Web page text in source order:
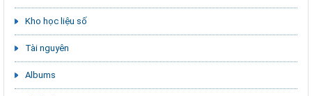
Kho học liệu số
Tài nguyên
Albums